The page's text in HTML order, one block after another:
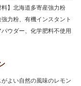
】北海道多寄産強力粉
強力粉、有機インスタント
ウダー、化学肥料不使用
よい自然の風味のレモン